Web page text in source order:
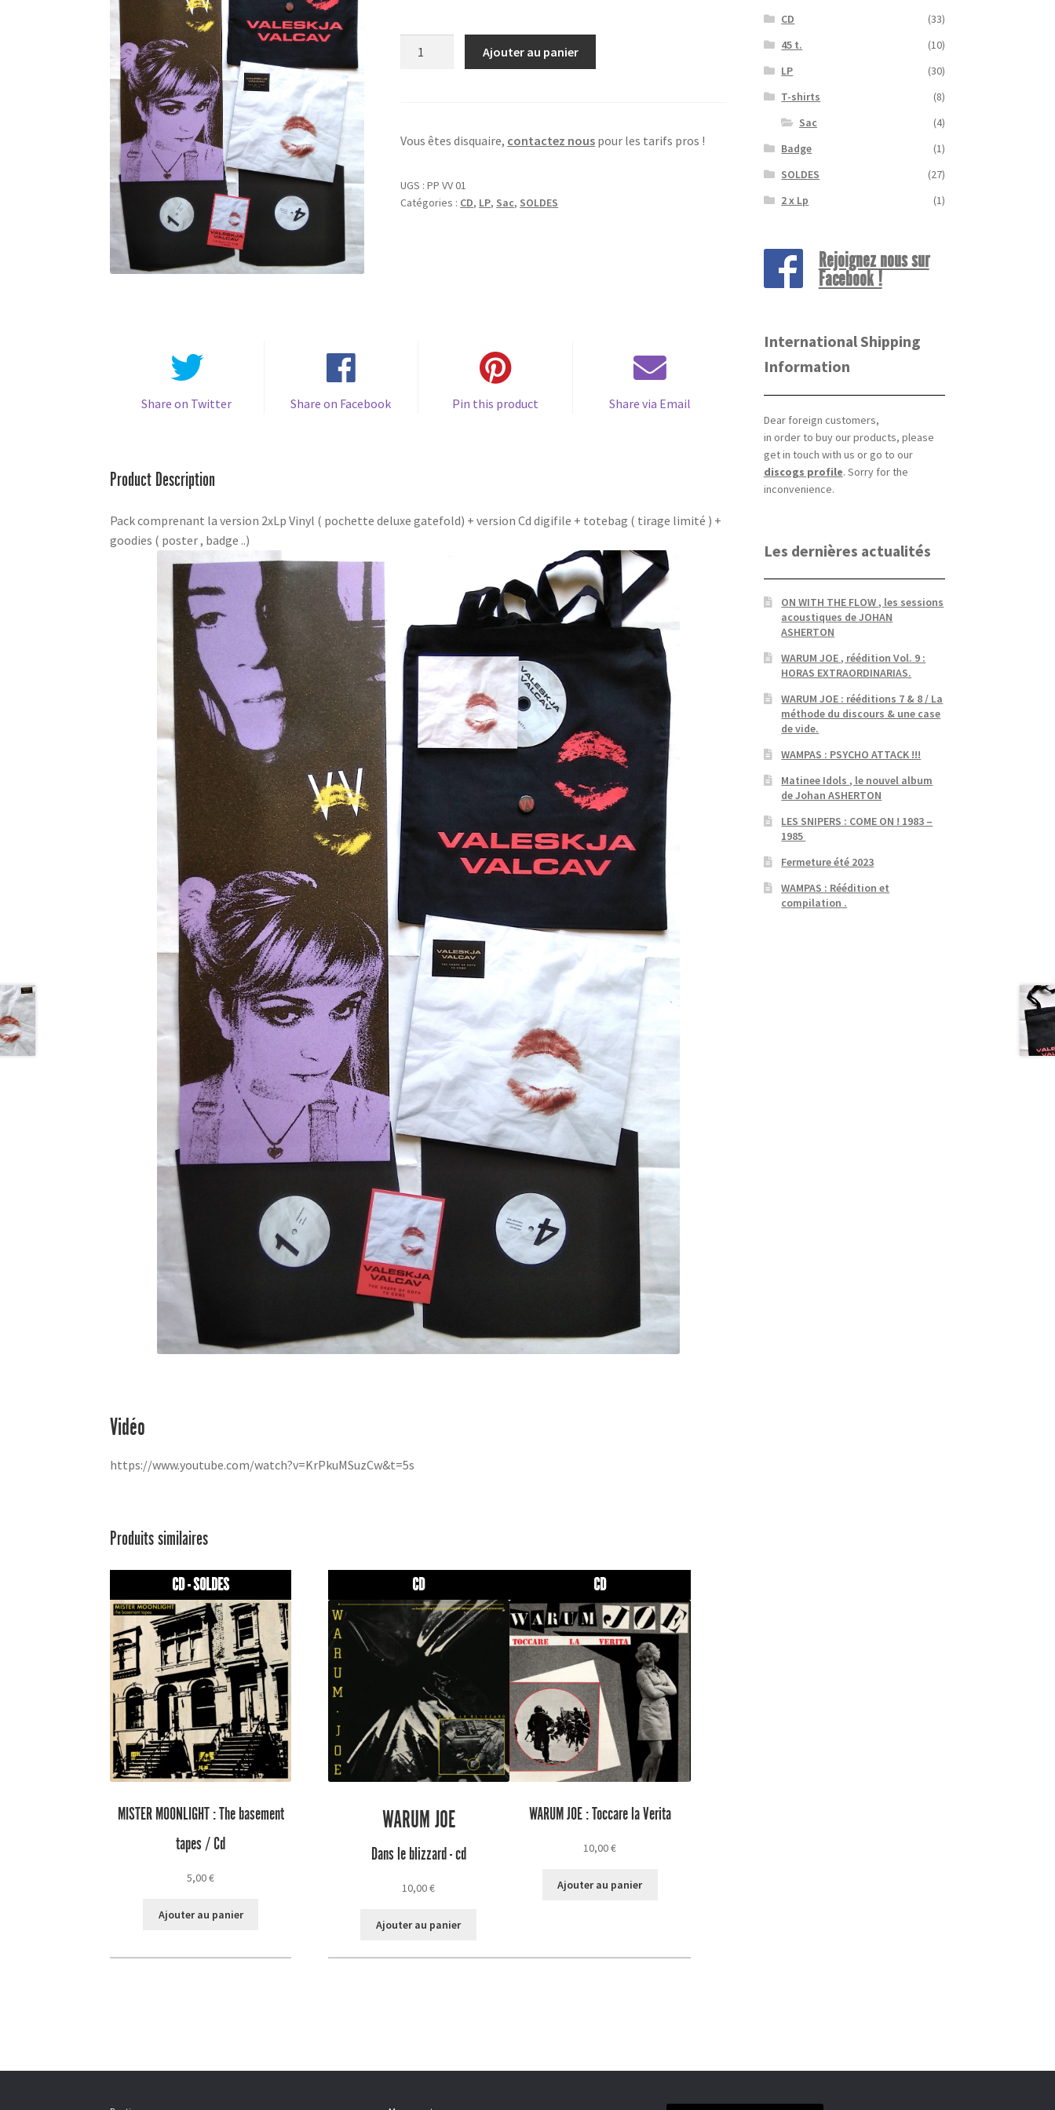
+
+Totebag
+goodies
Ajouter au panier
Vous êtes disquaire, contactez nous pour les tarifs pros !
UGS :PP VV 01
Catégories : CD, LP, Sac, SOLDES
Share on Twitter Share on Facebook Pin this product Share via Email
Product Description
Pack comprenant la version 2xLp Vinyl ( pochette deluxe gatefold) + version Cd digifile + totebag ( tirage limité ) +
goodies ( poster , badge ..)
Vidéo
https://www.youtube.com/watch?v=KrPkuMSuzCw&t=5s
Produits similaires
CD - SOLDES
MISTER MOONLIGHT : The basement
tapes / Cd
5,00€
Ajouter au panier
CD
WARUM JOE
Dans le blizzard - cd
10,00€
Ajouter au panier
CD
WARUM JOE : Toccare la Verita
10,00€
Ajouter au panier
CD
(33)
45 t.
(10)
LP
(30)
T-shirts
(8)
Sac
(4)
Badge
(1)
SOLDES
(27)
2 x Lp
(1)
Rejoignez nous sur
Facebook !
International Shipping
Information
Dear foreign customers,
in order to buy our products, please
get in touch with us or go to our
discogs profile. Sorry for the
inconvenience.
Les dernières actualités
ON WITH THE FLOW , les sessions
acoustiques de JOHAN
ASHERTON
WARUM JOE , réédition Vol. 9 :
HORAS EXTRAORDINARIAS.
WARUM JOE : rééditions 7 & 8 / La
méthode du discours & une case
de vide.
WAMPAS : PSYCHO ATTACK !!!
Matinee Idols , le nouvel album
de Johan ASHERTON
LES SNIPERS : COME ON ! 1983 –
1985
Fermeture été 2023
WAMPAS : Réédition et
compilation .